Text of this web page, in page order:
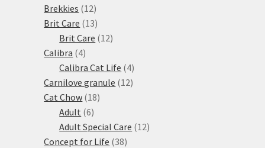
Brekkies 1212
produktů
Brit Care 1313
produktů
Brit Care 1212
Calibra 44
produkty
Calibra Cat Life 44
produkty
Carnilove granule 1212
Cat Chow 1818
Adult 66
produktů
Adult Special Care 1212
Concept for Life 3838